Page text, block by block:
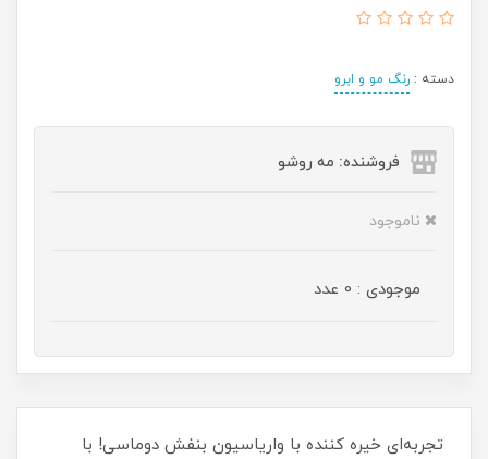
دسته : رنگ مو و ابرو
فروشنده: مه رو‌شو
ناموجود
موجودی : 0 عدد
تجربه‌ای خیره‌ کننده با واریاسیون بنفش دوماسی! با